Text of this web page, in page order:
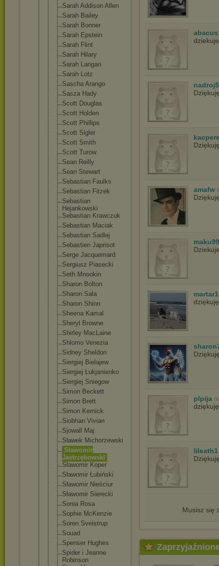
Sarah Addison Allen
Sarah Bailey
Sarah Bonner
Sarah Epstein
Sarah Flint
Sarah Hilary
Sarah Langan
Sarah Lotz
Sascha Arango
Sasza Hady
Scott Douglas
Scott Holden
Scott Phillips
Scott Sigler
Scott Smith
Scott Turow
Sean Reilly
Sean Stewart
Sebastian Faulks
Sebastian Fitzek
Sebastian
Hejankowski
Sebastian Krawczuk
Sebastian Maciak
Sebastian Sadlej
Sebastien Japrisot
Serge Jacquemard
Sergiusz Piasecki
Seth Mnookin
Sharon Bolton
Sharon Sala
Sharon Shinn
Sheena Kamal
Sheryl Browne
Shirley MacLaine
Shlomo Venezia
Sidney Sheldon
Siergiej Bielajew
Siergiej Łukjanienko
Siergiej Sniegow
Simon Beckett
Simon Brett
Simon Kernick
Siobhan Vivian
Sjowall Maj
Sławek Michorzewski
Sławomir
JastrzębowskI
Sławomir Koper
Sławomir Łubiński
Sławomir Nieściur
Sławomir Sierecki
Sonia Rosa
Sophie McKenzie
Soren Sveistrup
Souad
Spenser Hughes
Spider i Jeanne
Robinson
dziekuje
amafw
maku99
plpija
dziękuję
lileath1
Musisz się